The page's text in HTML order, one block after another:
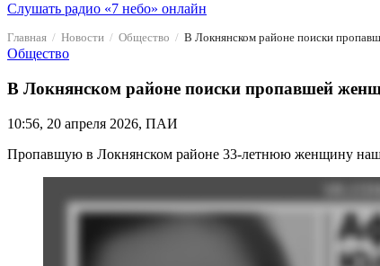
Слушать радио «7 небо» онлайн
Главная Новости Общество В Локнянском районе поиски
Общество
В Локнянском районе поиски пропавшей
10:56, 20 апреля 2026, ПАИ
Пропавшую в Локнянском районе 33-летнюю женщину